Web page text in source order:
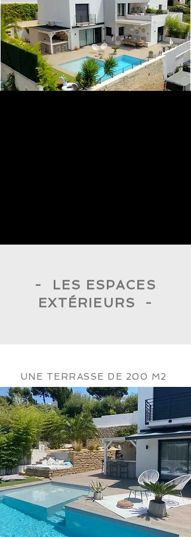
- LES ESPACES
EXTÉRIEURS -
UNE TERRASSE DE 200 M2